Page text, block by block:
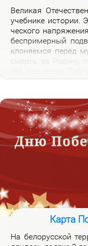
Ве­ли­кая
учеб­ни­ке ис­то­рии.
че­ско­го
бес­при­мер­ный
кло­ня­ем­ся пе­ред
ям.
Карта
На бе­ло­рус­ской